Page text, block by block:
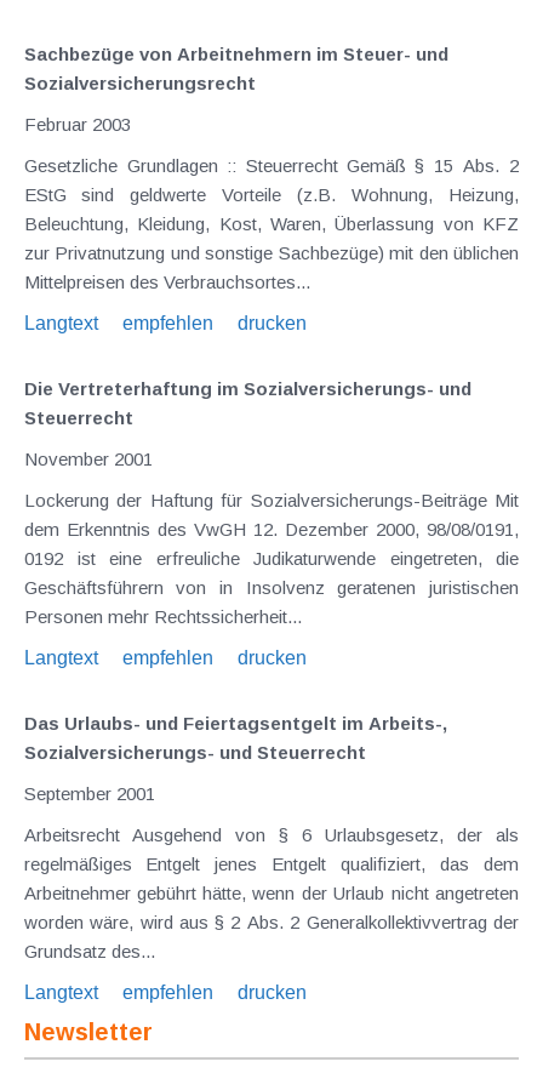
Sachbezüge von Arbeitnehmern im Steuer- und
Sozialversicherungsrecht
Februar 2003
Gesetzliche Grundlagen :: Steuerrecht Gemäß § 15 Abs. 2
EStG sind geldwerte Vorteile (z.B. Wohnung, Heizung,
Beleuchtung, Kleidung, Kost, Waren, Überlassung von KFZ
zur Privatnutzung und sonstige Sachbezüge) mit den üblichen
Mittelpreisen des Verbrauchsortes...
Langtext
empfehlen drucken
Die Vertreterhaftung im Sozialversicherungs- und
Steuerrecht
November 2001
Lockerung der Haftung für Sozialversicherungs-Beiträge Mit
dem Erkenntnis des VwGH 12. Dezember 2000, 98/08/0191,
0192 ist eine erfreuliche Judikaturwende eingetreten, die
Geschäftsführern von in Insolvenz geratenen juristischen
Personen mehr Rechtssicherheit...
Langtext
empfehlen drucken
Das Urlaubs- und Feiertagsentgelt im Arbeits-,
Sozialversicherungs- und Steuerrecht
September 2001
Arbeitsrecht Ausgehend von § 6 Urlaubsgesetz, der als
regelmäßiges Entgelt jenes Entgelt qualifiziert, das dem
Arbeitnehmer gebührt hätte, wenn der Urlaub nicht angetreten
worden wäre, wird aus § 2 Abs. 2 Generalkollektivvertrag der
Grundsatz des...
Langtext
empfehlen drucken
Newsletter